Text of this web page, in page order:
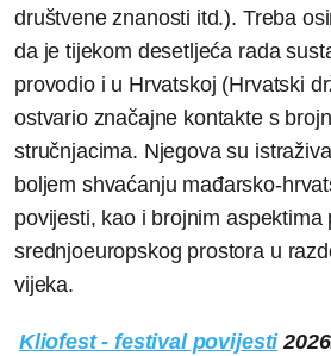
društvene znanosti itd.). Treba
da je tijekom desetljeća rada
provodio i u Hrvatskoj (Hrvatski
ostvario značajne kontakte s
stručnjacima. Njegova su
boljem shvaćanju mađarsko-
povijesti, kao i brojnim aspektima
srednjoeuropskog prostora u
vijeka.
Kliofest - festival povijesti